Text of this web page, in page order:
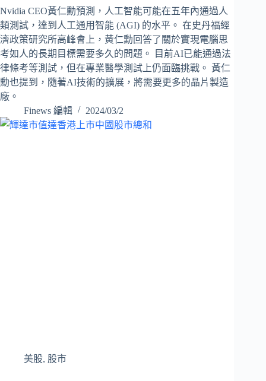
Nvidia CEO黃仁勳預測，人工智能可能在五年內通過人
類測試，達到人工通用智能 (AGI) 的水平。 在史丹福經
濟政策研究所高峰會上，黃仁勳回答了關於實現電腦思
考如人的長期目標需要多久的問題。 目前AI已能通過法
律條考等測試，但在專業醫學測試上仍面臨挑戰。 黃仁
勳也提到，隨著AI技術的擴展，將需要更多的晶片製造
廠。
Finews 編輯
2024/03/2
美股, 股市